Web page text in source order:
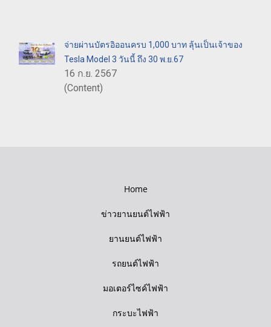
จ่ายผ่านบัตรอิออนครบ 1,000 บาท ลุ้นเป็นเจ้าของ
Tesla Model 3 วันนี้ ถึง 30 พ.ย.67
16 ก.ย. 2567
(Content)
Home
ข่าวยานยนต์ไฟฟ้า
ยานยนต์ไฟฟ้า
รถยนต์ไฟฟ้า
มอเตอร์ไซค์ไฟฟ้า
กระบะไฟฟ้า